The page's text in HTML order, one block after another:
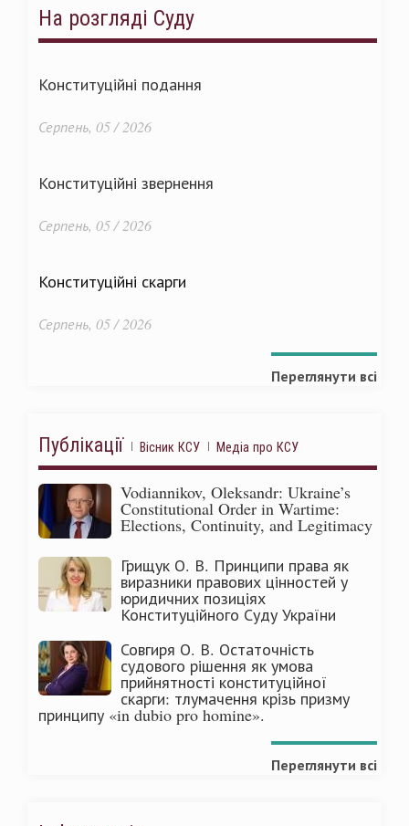
На розгляді Суду
Конституційні подання
Серпень, 05 / 2026
Конституційні звернення
Серпень, 05 / 2026
Конституційні скарги
Серпень, 05 / 2026
Переглянути всі
Публікації Вісник КСУ Медіа про КСУ
Vodiannikov, Oleksandr: Ukraine’s
Constitutional Order in Wartime:
Elections, Continuity, and Legitimacy
Грищук О. В. Принципи права як
виразники правових цінностей у
юридичних позиціях
Конституційного Суду України
Совгиря О. В. Остаточність
судового рішення як умова
прийнятності конституційної
скарги: тлумачення крізь призму
принципу «in dubio pro homine».
Переглянути всі